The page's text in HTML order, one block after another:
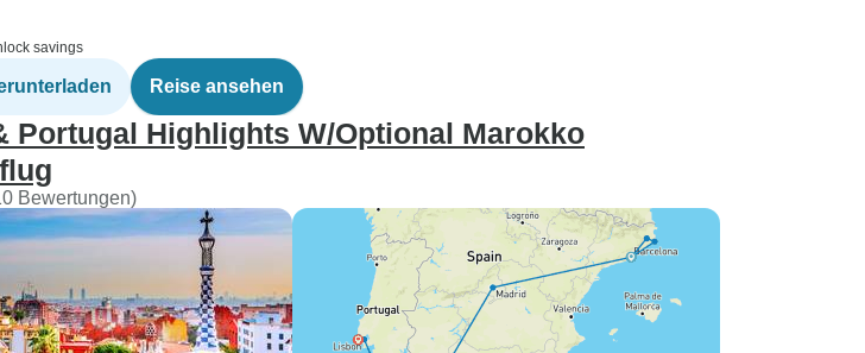
savings
Reise ansehen
Portugal Highlights W/Optional Marokko
Bewertungen)